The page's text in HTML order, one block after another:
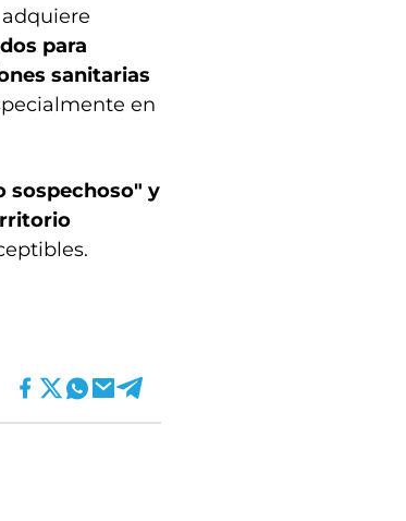
para
sanitarias
en
sospechoso" y